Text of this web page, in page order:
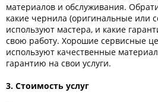
материалов и обслуживания.
какие чернила (оригинальные или
используют мастера, и какие
свою работу. Хорошие сервисные
используют качественные
гарантию на свои услуги.
3. Стоимость услуг